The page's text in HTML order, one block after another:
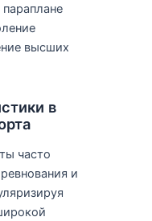
высших
в
часто
и